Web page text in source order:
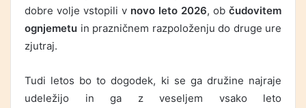
dobre volje vstopili v novo leto 2026, ob čudovitem
ognjemetu in prazničnem razpoloženju do druge ure
zjutraj.
Tudi letos bo to dogodek, ki se ga družine najraje
udeležijo in ga z veseljem vsako leto